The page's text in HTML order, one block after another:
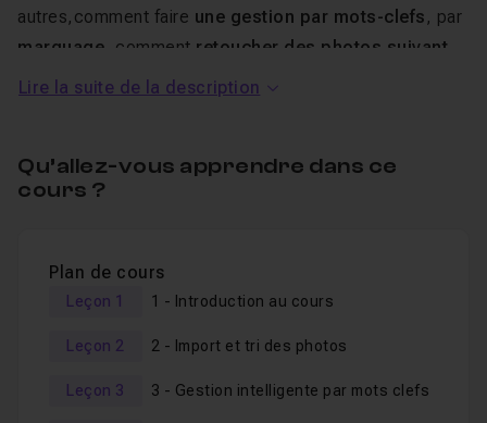
autres,comment faire une gestion par mots-clefs , par
marquage , comment retoucher des photos suivant
un style Vintage
, comment
égalementcomment redonner du peps à notre image
dans un chapitre bonus.
pour vos vacances
fichier source afin que tout le monde puisse effectuer
Lire la suite de la description
Qu’allez-vous apprendre dans ce
cours ?
Plan de cours
Leçon 1 1 - Introduction au cours
Leçon 2 2 - Import et tri des photos
Leçon 3 3 - Gestion intelligente par mots clefs